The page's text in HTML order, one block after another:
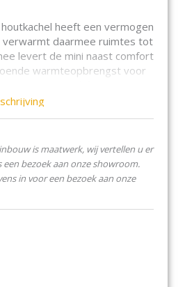
heeft een vermogen
verwarmt daarmee ruimtes tot
levert de mini naast comfort
warmteopbrengst voor
houtkachel heeft een aantal
zoals een uitstekende
rendement, een lage
stoffen en een eenvoudige
houtkachels kunnen alle
aan de eisen van de
en EN13240, de
Stufe 2 en de
de Oostenrijkse norm
is maatwerk, wij vertellen u er
een bezoek aan onze showroom.
in voor een bezoek aan onze